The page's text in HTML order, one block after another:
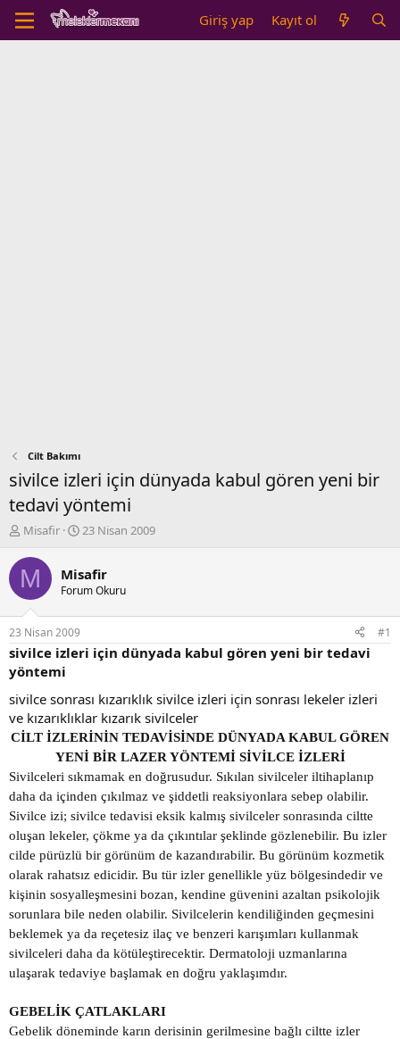
Giriş yap Kayıt ol
Cilt Bakımı
sivilce izleri için dünyada kabul gören yeni bir
tedavi yöntemi
K
n
b
y
u
b
a
ş
a
t
a
Misafir
B
l
a
ı
ç
r
i
h
i
23 Nisan 2009
M Misafir
Forum Okuru
23 Nisan 2009 #1
sivilce izleri için dünyada kabul gören yeni bir tedavi
yöntemi
sivilce sonrası kızarıklık sivilce izleri için sonrası lekeler izleri
ve kızarıklıklar kızarık sivilceler
CİLT İZLERİNİN TEDAVİSİNDE DÜNYADA KABUL GÖREN
YENİ BİR LAZER YÖNTEMİ SİVİLCE İZLERİ
Sivilceleri sıkmamak en doğrusudur. Sıkılan sivilceler iltihaplanıp
daha da içinden çıkılmaz ve şiddetli reaksiyonlara sebep olabilir.
Sivilce izi; sivilce tedavisi eksik kalmış sivilceler sonrasında ciltte
oluşan lekeler, çökme ya da çıkıntılar şeklinde gözlenebilir. Bu izler
cilde pürüzlü bir görünüm de kazandırabilir. Bu görünüm kozmetik
olarak rahatsız edicidir. Bu tür izler genellikle yüz bölgesindedir ve
kişinin sosyalleşmesini bozan, kendine güvenini azaltan psikolojik
sorunlara bile neden olabilir. Sivilcelerin kendiliğinden geçmesini
beklemek ya da reçetesiz ilaç ve benzeri karışımları kullanmak
sivilceleri daha da kötüleştirecektir. Dermatoloji uzmanlarına
ulaşarak tedaviye başlamak en doğru yaklaşımdır.
GEBELİK ÇATLAKLARI
Gebelik döneminde karın derisinin gerilmesine bağlı ciltte izler